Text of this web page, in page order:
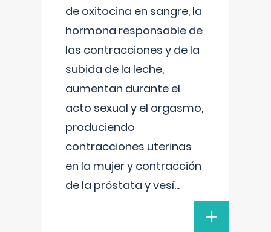
de oxitocina en sangre, la
hormona responsable de
las contracciones y de la
subida de la leche,
aumentan durante el
acto sexual y el orgasmo,
produciendo
contracciones uterinas
en la mujer y contracción
de la próstata y vesí...
+